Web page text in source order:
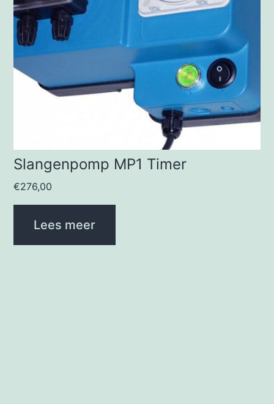
Slangenpomp MP1 Timer
€276,00
Lees meer